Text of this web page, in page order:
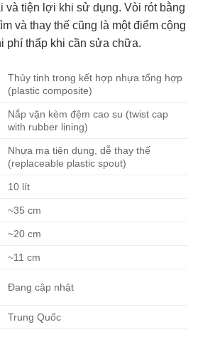
và tiện lợi khi sử dụng. Vòi rót bằng
và thay thế cũng là một điểm cộng
phí thấp khi cần sửa chữa.
Thủy tinh trong kết hợp nhựa tổng hợp
(plastic composite)
Nắp vặn kèm đệm cao su (twist cap
with rubber lining)
Nhựa mạ tiện dụng, dễ thay thế
(replaceable plastic spout)
10 lít
~35 cm
~20 cm
~11 cm
Đang cập nhật
Trung Quốc